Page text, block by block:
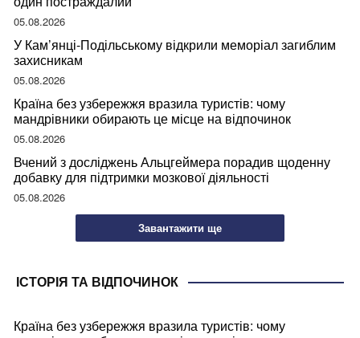
05.08.2026
У Кам’янці-Подільському відкрили меморіал загиблим
захисникам
05.08.2026
Країна без узбережжя вразила туристів: чому
мандрівники обирають це місце на відпочинок
05.08.2026
Вчений з досліджень Альцгеймера порадив щоденну
добавку для підтримки мозкової діяльності
05.08.2026
Завантажити ще
ІСТОРІЯ ТА ВІДПОЧИНОК
Країна без узбережжя вразила туристів: чому